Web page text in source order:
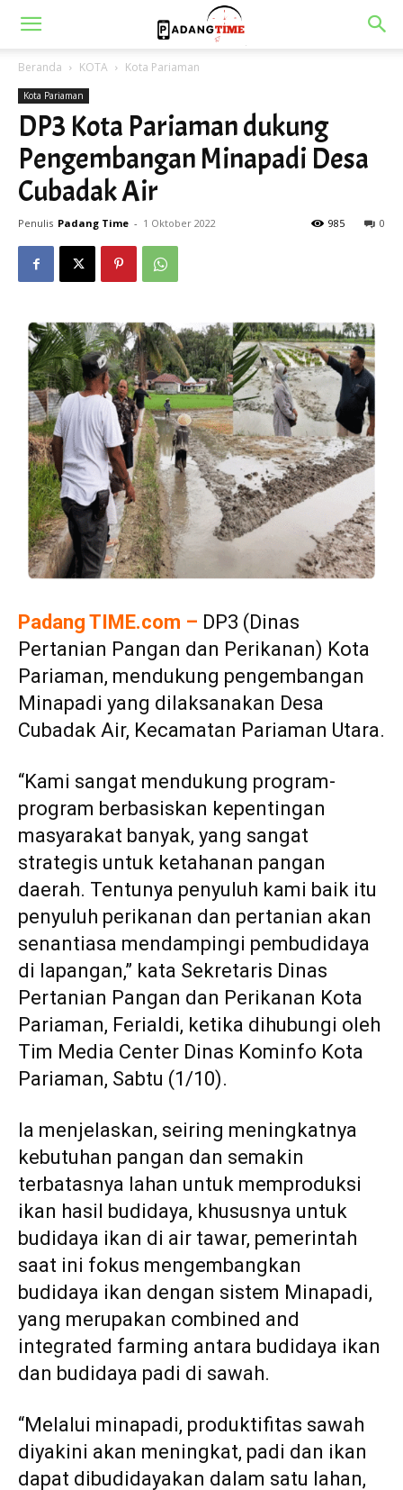
Beranda KOTA Kota Pariaman
Kota Pariaman
DP3 Kota Pariaman dukung
Pengembangan Minapadi Desa
Cubadak Air
Penulis Padang Time - 1 Oktober 2022 0
985
Padang TIME.com – DP3 (Dinas
Pertanian Pangan dan Perikanan) Kota
Pariaman, mendukung pengembangan
Minapadi yang dilaksanakan Desa
Cubadak Air, Kecamatan Pariaman Utara.
“Kami sangat mendukung program-
program berbasiskan kepentingan
masyarakat banyak, yang sangat
strategis untuk ketahanan pangan
daerah. Tentunya penyuluh kami baik itu
penyuluh perikanan dan pertanian akan
senantiasa mendampingi pembudidaya
di lapangan,” kata Sekretaris Dinas
Pertanian Pangan dan Perikanan Kota
Pariaman, Ferialdi, ketika dihubungi oleh
Tim Media Center Dinas Kominfo Kota
Pariaman, Sabtu (1/10).
Ia menjelaskan, seiring meningkatnya
kebutuhan pangan dan semakin
terbatasnya lahan untuk memproduksi
ikan hasil budidaya, khususnya untuk
budidaya ikan di air tawar, pemerintah
saat ini fokus mengembangkan
budidaya ikan dengan sistem Minapadi,
yang merupakan combined and
integrated farming antara budidaya ikan
dan budidaya padi di sawah.
“Melalui minapadi, produktifitas sawah
diyakini akan meningkat, padi dan ikan
dapat dibudidayakan dalam satu lahan,